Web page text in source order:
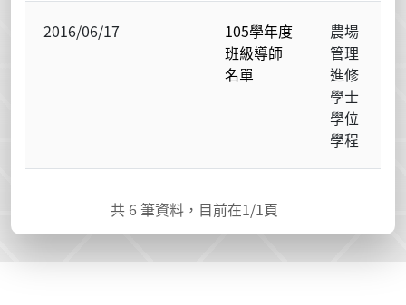
2016/06/17
105學年度
班級導師
名單
農場
管理
進修
學士
學位
學程
共 6 筆資料，目前在1/1頁